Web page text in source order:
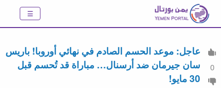
0
عاجل: موعد الحسم الصادم في نهائي أوروبا! باريس
سان جيرمان ضد أرسنال… مباراة قد تُحسم قبل
30 مايو!